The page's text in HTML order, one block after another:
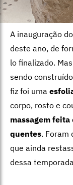
A inauguração
deste ano, de
lo finalizado.
sendo
fiz foi uma
corpo, rosto e
massagem
quentes. Foram
que ainda
dessa